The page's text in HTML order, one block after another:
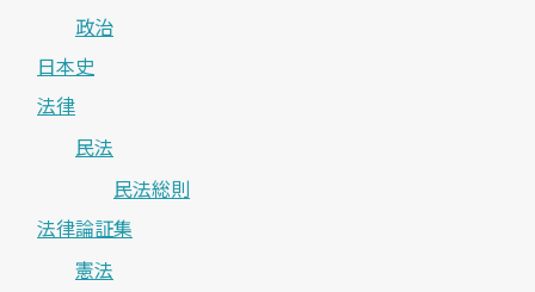
政治
日本史
法律
民法
民法総則
法律論証集
憲法